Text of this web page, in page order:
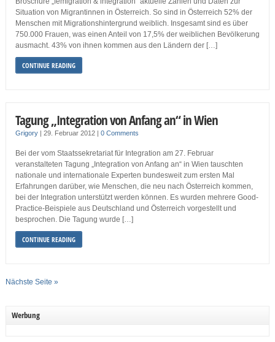
Situation von Migrantinnen in Österreich. So sind in Österreich 52% der
Menschen mit Migrationshintergrund weiblich. Insgesamt sind es über
750.000 Frauen, was einen Anteil von 17,5% der weiblichen Bevölkerung
ausmacht. 43% von ihnen kommen aus den Ländern der […]
CONTINUE READING
Tagung „Integration von Anfang an“ in Wien
Grigory| 29. Februar 2012 | 0 Comments
Bei der vom Staatssekretariat für Integration am 27. Februar
veranstalteten Tagung „Integration von Anfang an“ in Wien tauschten
nationale und internationale Experten bundesweit zum ersten Mal
Erfahrungen darüber, wie Menschen, die neu nach Österreich kommen,
bei der Integration unterstützt werden können. Es wurden mehrere Good-
Practice-Beispiele aus Deutschland und Österreich vorgestellt und
besprochen. Die Tagung wurde […]
CONTINUE READING
Nächste Seite »
Werbung